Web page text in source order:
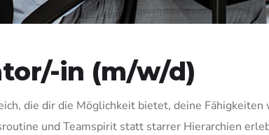
in (m/w/d)
die dir die Möglichkeit bietet, deine
und Teamspirit statt starrer Hierarchien